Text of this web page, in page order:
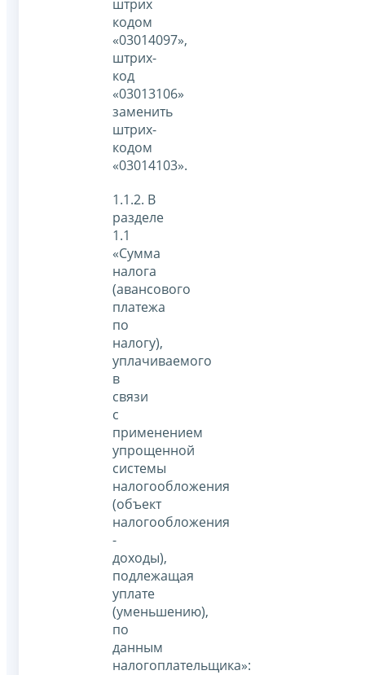
штрих
кодом
«03014097»,
штрих-
код
«03013106»
заменить
штрих-
кодом
«03014103».
1.1.2. В
разделе
1.1
«Сумма
налога
(авансового
платежа
по
налогу),
уплачиваемого
в
связи
с
применением
упрощенной
системы
налогообложения
(объект
налогообложения
-
доходы),
подлежащая
уплате
(уменьшению),
по
данным
налогоплательщика»: